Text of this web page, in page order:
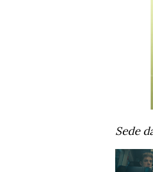
Sede